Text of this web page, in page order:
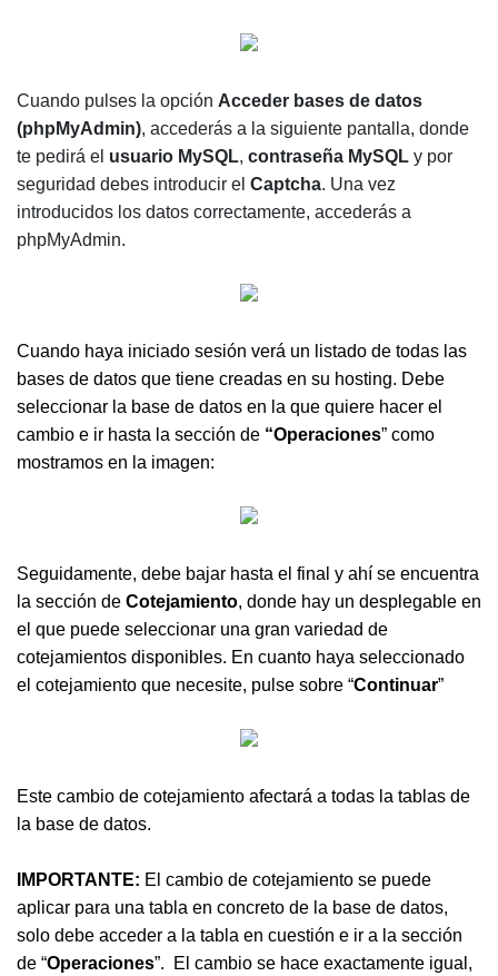
Cuando pulses la opción Acceder bases de datos
(phpMyAdmin), accederás a la siguiente pantalla, donde
te pedirá el usuario MySQL, contraseña MySQL y por
seguridad debes introducir el Captcha. Una vez
introducidos los datos correctamente, accederás a
phpMyAdmin.
Cuando haya iniciado sesión verá un listado de todas las
bases de datos que tiene creadas en su hosting. Debe
seleccionar la base de datos en la que quiere hacer el
cambio e ir hasta la sección de “Operaciones” como
mostramos en la imagen:
Seguidamente, debe bajar hasta el final y ahí se encuentra
la sección de Cotejamiento, donde hay un desplegable en
el que puede seleccionar una gran variedad de
cotejamientos disponibles. En cuanto haya seleccionado
el cotejamiento que necesite, pulse sobre “Continuar”
Este cambio de cotejamiento afectará a todas la tablas de
la base de datos.
IMPORTANTE: El cambio de cotejamiento se puede
aplicar para una tabla en concreto de la base de datos,
solo debe acceder a la tabla en cuestión e ir a la sección
de “Operaciones”.
El cambio se hace exactamente igual,